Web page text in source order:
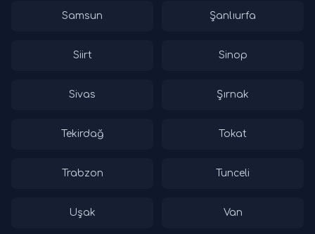
Samsun Şanlıurfa
Siirt Sinop
Sivas Şırnak
Tekirdağ Tokat
Trabzon Tunceli
Uşak Van